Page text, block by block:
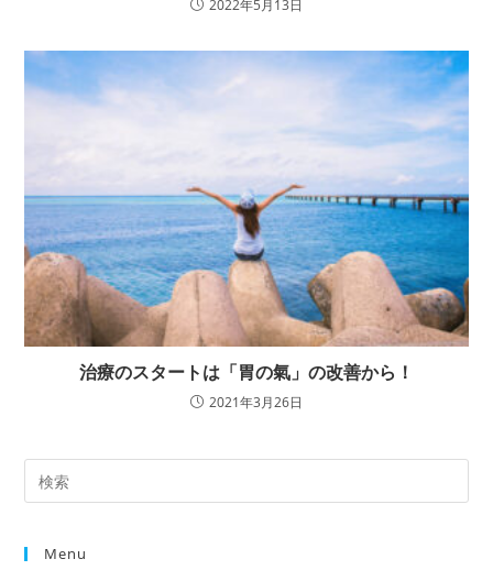
2022年5月13日
治療のスタートは「胃の氣」の改善から！
2021年3月26日
Menu